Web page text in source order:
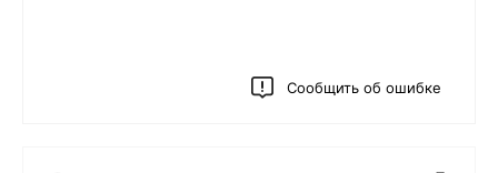
Сообщить об ошибке